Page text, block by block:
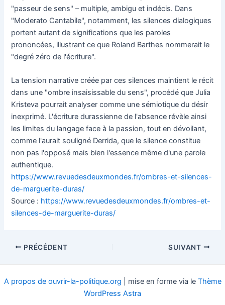
"passeur de sens" – multiple, ambigu et indécis. Dans
"Moderato Cantabile", notamment, les silences dialogiques
portent autant de significations que les paroles
prononcées, illustrant ce que Roland Barthes nommerait le
"degré zéro de l'écriture".
La tension narrative créée par ces silences maintient le récit
dans une "ombre insaisissable du sens", procédé que Julia
Kristeva pourrait analyser comme une sémiotique du désir
inexprimé. L'écriture durassienne de l'absence révèle ainsi
les limites du langage face à la passion, tout en dévoilant,
comme l'aurait souligné Derrida, que le silence constitue
non pas l'opposé mais bien l'essence même d'une parole
authentique.
https://www.revuedesdeuxmondes.fr/ombres-et-silences-
de-marguerite-duras/
Source : https://www.revuedesdeuxmondes.fr/ombres-et-
silences-de-marguerite-duras/
NavigationPRÉCÉDENT SUIVANT
A propos de ouvrir-la-politique.org | mise en forme via le Thème
WordPress Astra